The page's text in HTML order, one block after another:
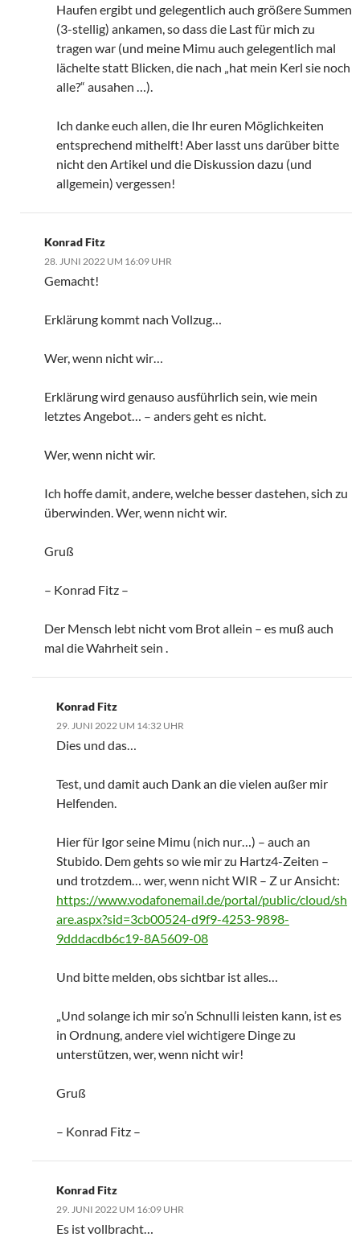
Haufen ergibt und gelegentlich auch größere Summen
(3-stellig) ankamen, so dass die Last für mich zu
tragen war (und meine Mimu auch gelegentlich mal
lächelte statt Blicken, die nach „hat mein Kerl sie noch
alle?“ ausahen …).
Ich danke euch allen, die Ihr euren Möglichkeiten
entsprechend mithelft! Aber lasst uns darüber bitte
nicht den Artikel und die Diskussion dazu (und
allgemein) vergessen!
Konrad Fitz
28. JUNI 2022 UM 16:09 UHR
Gemacht!
Erklärung kommt nach Vollzug…
Wer, wenn nicht wir…
Erklärung wird genauso ausführlich sein, wie mein
letztes Angebot… – anders geht es nicht.
Wer, wenn nicht wir.
Ich hoffe damit, andere, welche besser dastehen, sich zu
überwinden. Wer, wenn nicht wir.
Gruß
– Konrad Fitz –
Der Mensch lebt nicht vom Brot allein – es muß auch
mal die Wahrheit sein .
Konrad Fitz
29. JUNI 2022 UM 14:32 UHR
Dies und das…
Test, und damit auch Dank an die vielen außer mir
Helfenden.
Hier für Igor seine Mimu (nich nur…) – auch an
Stubido. Dem gehts so wie mir zu Hartz4-Zeiten –
und trotzdem… wer, wenn nicht WIR – Z ur Ansicht:
https://www.vodafonemail.de/portal/public/cloud/sh
are.aspx?sid=3cb00524-d9f9-4253-9898-
9dddacdb6c19-8A5609-08
Und bitte melden, obs sichtbar ist alles…
„Und solange ich mir so’n Schnulli leisten kann, ist es
in Ordnung, andere viel wichtigere Dinge zu
unterstützen, wer, wenn nicht wir!
Gruß
– Konrad Fitz –
Konrad Fitz
29. JUNI 2022 UM 16:09 UHR
Es ist vollbracht…